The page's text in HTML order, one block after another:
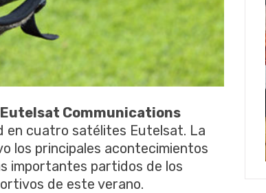
Eutelsat Communications
en cuatro satélites Eutelsat. La
los principales acontecimientos
importantes partidos de los
de este verano.